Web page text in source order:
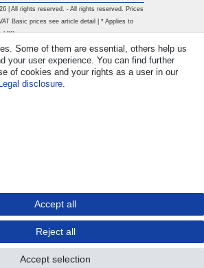
| All rights reserved. - All rights reserved. Prices
Basic prices see article detail | * Applies to
UK!
Some of them are essential, others help us
your user experience. You can find further
of cookies and your rights as a user in our
Legal disclosure.
Accept all
Reject all
Accept selection
from contract here Contact